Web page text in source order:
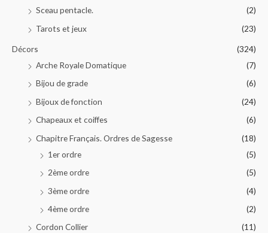
Sceau pentacle.
(2)
Tarots et jeux
(23)
Décors
(324)
Arche Royale Domatique
(7)
Bijou de grade
(6)
Bijoux de fonction
(24)
Chapeaux et coiffes
(6)
Chapitre Français. Ordres de Sagesse
(18)
1er ordre
(5)
2ème ordre
(5)
3ème ordre
(4)
4ème ordre
(2)
Cordon Collier
(11)